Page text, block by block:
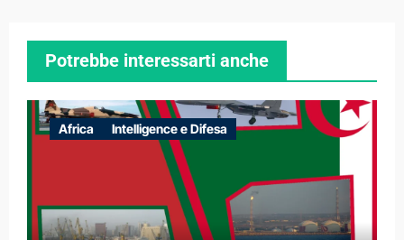
Potrebbe interessarti anche
Africa Intelligence e Difesa